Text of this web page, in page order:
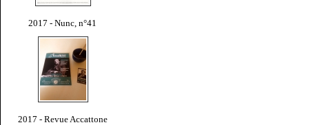
2017 - Nunc, n°41
2017 - Revue Accattone